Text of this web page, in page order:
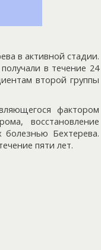
в активной стадии.
в течение 24
второй группы
фактором
восстановление
Бехтерева.
пяти лет.